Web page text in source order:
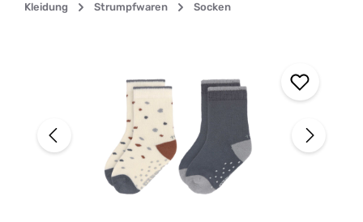
Kleidung Strumpfwaren Socken